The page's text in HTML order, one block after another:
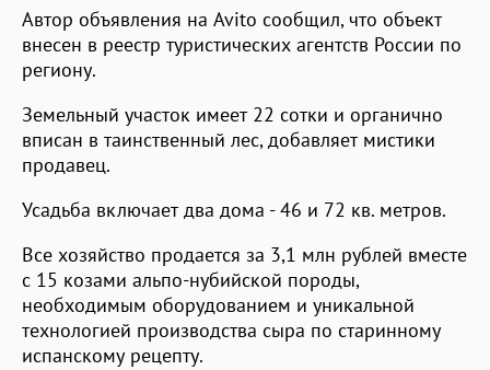
Автор объявления на Avito сообщил, что объект
внесен в реестр туристических агентств России по
региону.
Земельный участок имеет 22 сотки и органично
вписан в таинственный лес, добавляет мистики
продавец.
Усадьба включает два дома - 46 и 72 кв. метров.
Все хозяйство продается за 3,1 млн рублей вместе
с 15 козами альпо-нубийской породы,
необходимым оборудованием и уникальной
технологией производства сыра по старинному
испанскому рецепту.